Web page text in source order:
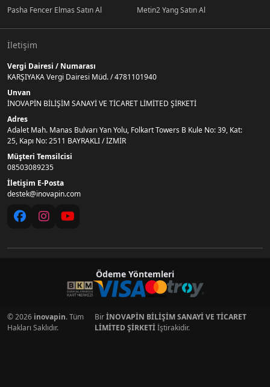
Pasha Fencer Elmas Satın Al
Metin2 Yang Satın Al
İletişim
Vergi Dairesi / Numarası
KARŞIYAKA Vergi Dairesi Müd. / 4781101940
Unvan
İNOVAPİN BİLİŞİM SANAYİ VE TİCARET LİMİTED ŞİRKETİ
Adres
Adalet Mah. Manas Bulvarı Yan Yolu, Folkart Towers B Kule No: 39, Kat:
25, Kapı No: 2511 BAYRAKLI / İZMİR
Müşteri Temsilcisi
08503089235
İletişim E-Posta
destek@inovapin.com
Ödeme Yöntemleri
© 2026 inovapin. Tüm
Hakları Saklıdır.
BirİNOVAPİN BİLİŞİM SANAYİ VE TİCARET
LİMİTED ŞİRKETİİştirakidir.